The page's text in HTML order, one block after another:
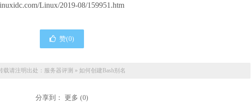
Linux/2019-08/159951.htm
赞(0)
载请注明出处： 服务器评测 » 如何创建Bash别名
分享到： 更多 (0)